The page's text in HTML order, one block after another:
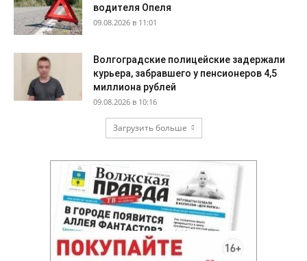
водителя Опеля
09.08.2026 в 11:01
Волгоградские полицейские задержали
курьера, забравшего у пенсионеров 4,5
миллиона рублей
09.08.2026 в 10:16
Загрузить больше